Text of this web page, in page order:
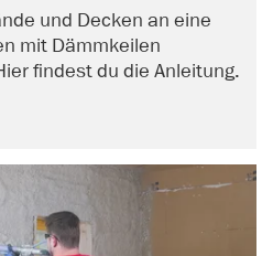
und Decken an eine
mit Dämmkeilen
findest du die Anleitung.